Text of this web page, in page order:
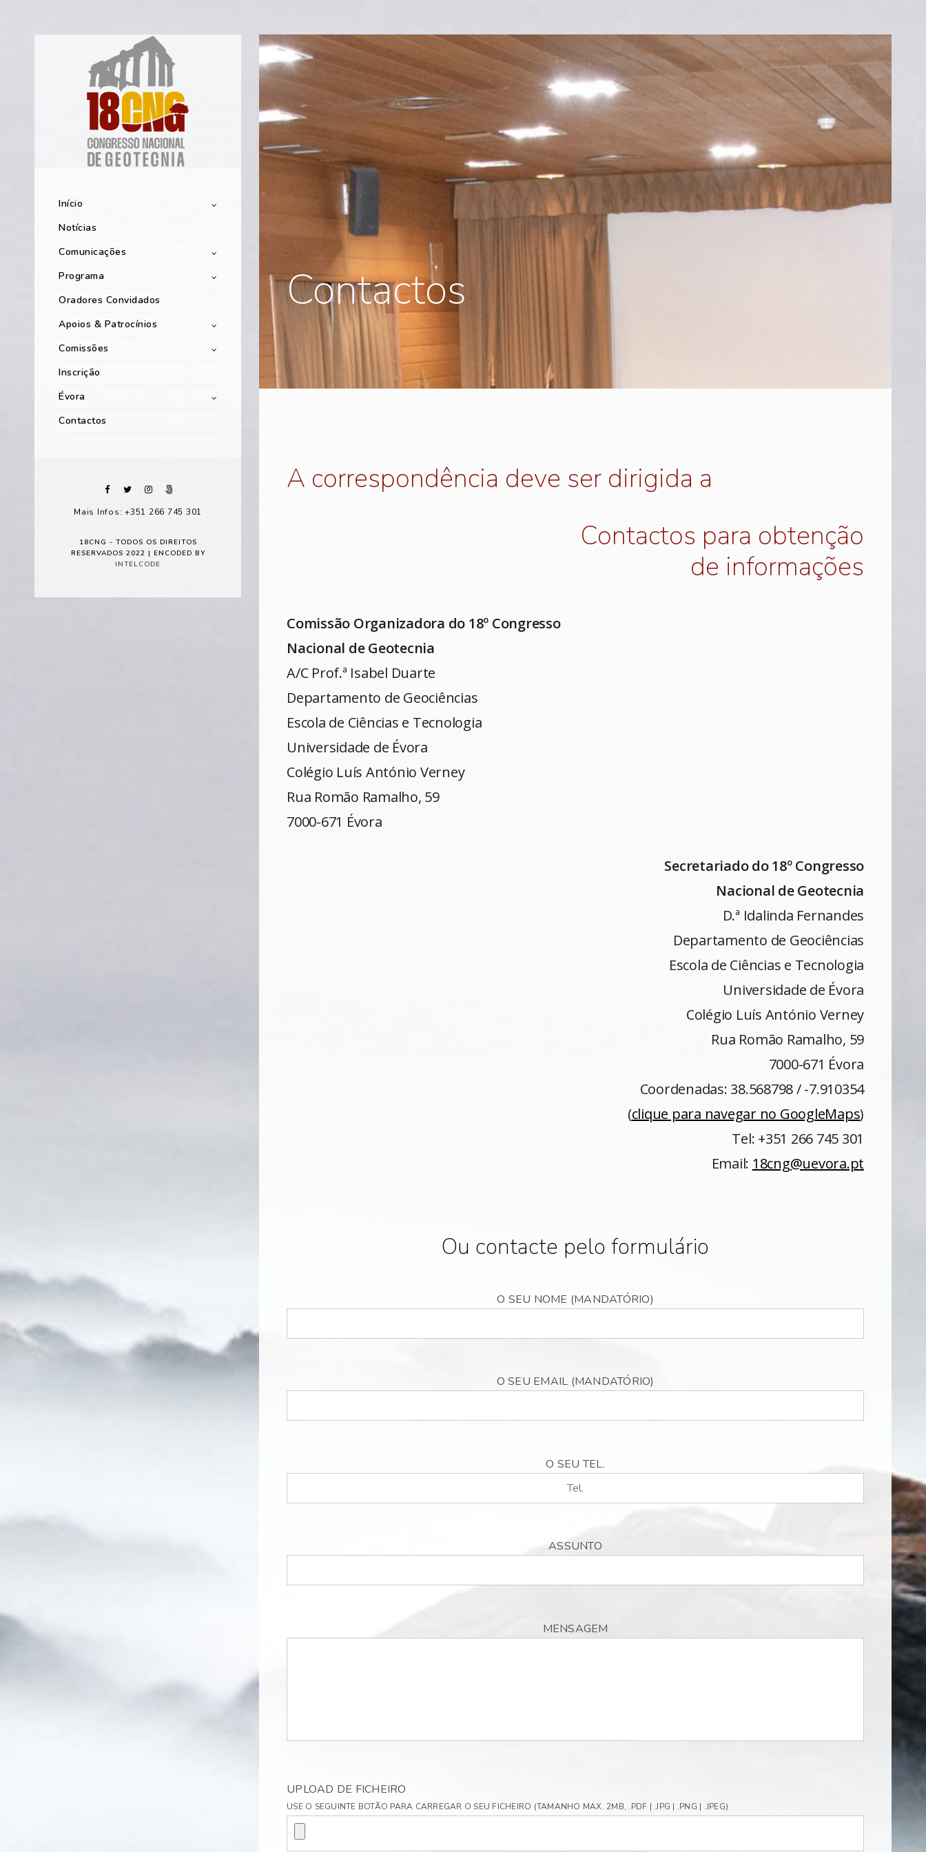
Início
Notícias
Comunicações
Programa
Oradores Convidados
Apoios & Patrocínios
Comissões
Inscrição
Évora
Contactos
Mais Infos: +351 266 745 301
18CNG - TODOS OS DIREITOS
RESERVADOS 2022 | ENCODED BY
INTELCODE
Contactos
A correspondência deve ser dirigida a
Contactos para obtenção
de informações
Comissão Organizadora do 18º Congresso
Nacional de Geotecnia
A/C Prof.ª Isabel Duarte
Departamento de Geociências
Escola de Ciências e Tecnologia
Universidade de Évora
Colégio Luís António Verney
Rua Romão Ramalho, 59
7000-671 Évora
Secretariado do 18º Congresso
Nacional de Geotecnia
D.ª Idalinda Fernandes
Departamento de Geociências
Escola de Ciências e Tecnologia
Universidade de Évora
Colégio Luís António Verney
Rua Romão Ramalho, 59
7000-671 Évora
Coordenadas: 38.568798 / -7.910354
(clique para navegar no GoogleMaps)
Tel: +351 266 745 301
Email: 18cng@uevora.pt
Ou contacte pelo formulário
O SEU NOME (MANDATÓRIO)
O SEU EMAIL (MANDATÓRIO)
O SEU TEL.
ASSUNTO
MENSAGEM
UPLOAD DE FICHEIRO
USE O SEGUINTE BOTÃO PARA CARREGAR O SEU FICHEIRO (TAMANHO MAX. 2MB, .PDF | .JPG | .PNG | .JPEG)